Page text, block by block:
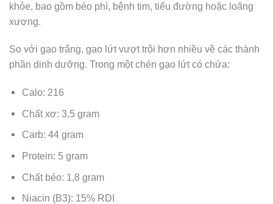
khỏe, bao gồm béo phì, bệnh tim, tiểu đường hoặc loãng
xương.
So với gạo trắng, gạo lứt vượt trội hơn nhiều về các thành
phần dinh dưỡng. Trong một chén gạo lứt có chứa:
Calo: 216
Chất xơ: 3,5 gram
Carb: 44 gram
Protein: 5 gram
Chất béo: 1,8 gram
Niacin (B3): 15% RDI